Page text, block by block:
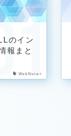
WebNote+
のイン
報まと